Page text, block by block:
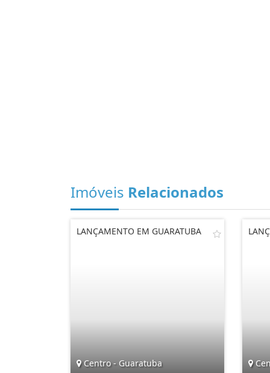
Imóveis Relacionados
LANÇAMENTO EM GUARATUBA
Centro - Guaratuba